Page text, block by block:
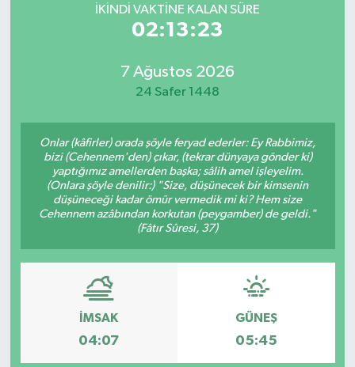
İKINDI VAKTINE KALAN SÜRE
02:13:23
7 Ağustos 2026
24 Safer 1448
Onlar (kâfirler) orada şöyle feryad ederler: Ey Rabbimiz,
bizi (Cehennem'den) çıkar, (tekrar dünyaya gönder ki)
yaptığımız amellerden başka; sâlih amel işleyelim.
(Onlara şöyle denilir:) "Size, düşünecek bir kimsenin
düşüneceği kadar ömür vermedik mi ki? Hem size
Cehennem azâbından korkutan (peygamber) de geldi."
(Fâtır Sûresi, 37)
İMSAK
04:07
GÜNEŞ
05:45
Tüm Manşetler
Son Dakika Haberleri